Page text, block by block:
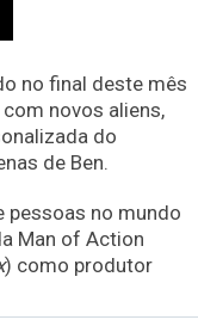
no final deste mês
novos aliens,
do
de Ben.
no mundo
Man of Action
) como produtor